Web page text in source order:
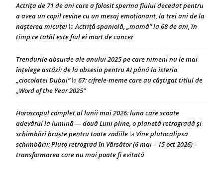
Actrița de 71 de ani care a folosit sperma fiului decedat pentru
a avea un copil revine cu un mesaj emoționant, la trei ani de la
nașterea micuței laActriță spaniolă, „mamă” la 68 de ani, în
timp ce tatăl este fiul ei mort de cancer
Trendurile absurde ale anului 2025 pe care nimeni nu le mai
înțelege astăzi: de la obsesia pentru AI până la isteria
„ciocolatei Dubai”la 67: cifrele-meme care au câștigat titlul de
„Word of the Year 2025”
Horoscopul complet al lunii mai 2026: luna care scoate
adevărul la lumină — două Luni pline, o planetă retrogradă și
schimbări bruște pentru toate zodiile la Vine plutocalipsa
schimbării: Pluto retrograd în Vărsător (6 mai – 15 oct 2026) –
transformarea care nu mai poate fi evitată